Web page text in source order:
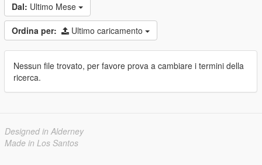
Dal: Ultimo Mese
Ordina per: Ultimo caricamento
Nessun file trovato, per favore prova a cambiare i termini della
ricerca.
Designed in Alderney
Made in Los Santos